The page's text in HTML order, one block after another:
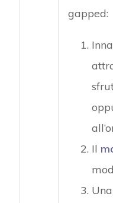
gapped:
Il